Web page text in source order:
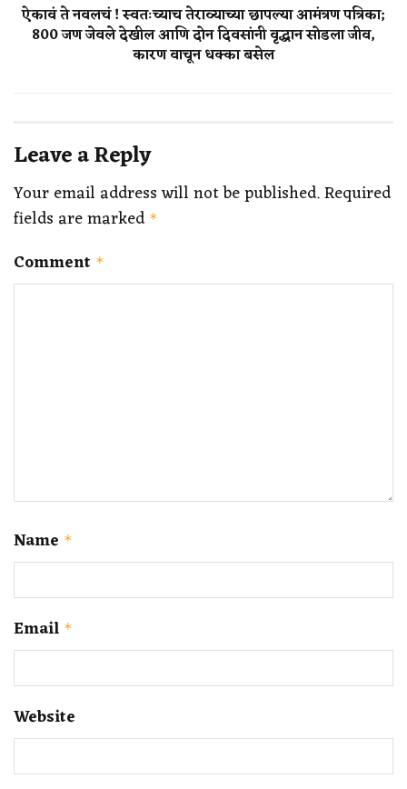
ऐकावं ते नवलचं ! स्वतःच्याच तेराव्याच्या छापल्या आमंत्रण पत्रिका;
800 जण जेवले देखील आणि दोन दिवसांनी वृद्धान सोडला जीव,
कारण वाचून धक्का बसेल
Leave a Reply
Your email address will not be published.Required
fields are marked *
Comment *
Name *
Email *
Website